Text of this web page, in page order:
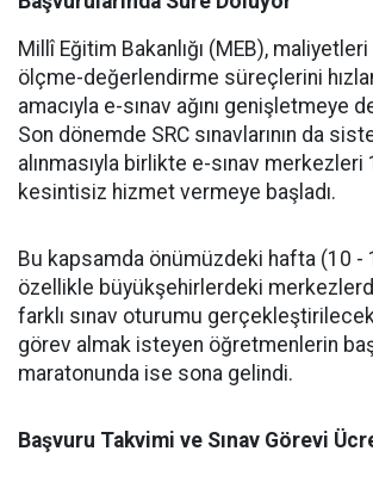
Millî Eğitim Bakanlığı (MEB),
ölçme-değerlendirme süreçlerini
amacıyla e-sınav ağını genişletmeye
Son dönemde SRC sınavlarının da
alınmasıyla birlikte e-sınav merkezleri
kesintisiz hizmet vermeye başladı.
Bu kapsamda önümüzdeki hafta (10 -
özellikle büyükşehirlerdeki
farklı sınav oturumu
görev almak isteyen öğretmenlerin
maratonunda ise sona gelindi.
Başvuru Takvimi ve Sınav Görevi